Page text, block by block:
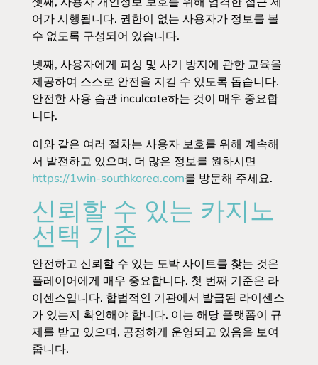
어가 시행됩니다. 권한이 없는 사용자가 정보를 볼
수 없도록 구성되어 있습니다.
넷째, 사용자에게 피싱 및 사기 방지에 관한 교육을
제공하여 스스로 안전을 지킬 수 있도록 돕습니다.
안전한 사용 습관 inculcate하는 것이 매우 중요합
니다.
이와 같은 여러 절차는 사용자 보호를 위해 계속해
서 발전하고 있으며, 더 많은 정보를 원하시면
https://1win-southkorea.com를 방문해 주세요.
신뢰할 수 있는 카지노
선택 기준
안전하고 신뢰할 수 있는 도박 사이트를 찾는 것은
플레이어에게 매우 중요합니다. 첫 번째 기준은 라
이센스입니다. 합법적인 기관에서 발급된 라이센스
가 있는지 확인해야 합니다. 이는 해당 플랫폼이 규
제를 받고 있으며, 공정하게 운영되고 있음을 보여
줍니다.